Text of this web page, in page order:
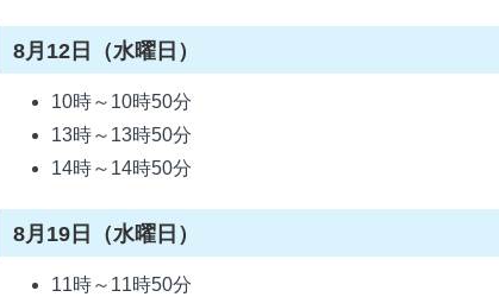
8月12日（水曜日）
10時～10時50分
13時～13時50分
14時～14時50分
8月19日（水曜日）
11時～11時50分